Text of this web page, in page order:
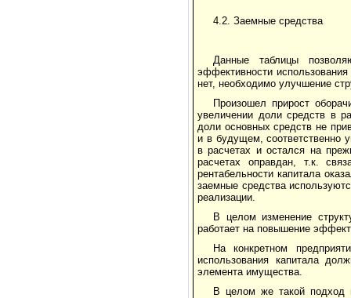
4.2. Заемные средства
Данные таблицы
эффективности
нет, необходимо улучшение
Произошел прирост
увеличении доли средств в
доли основных средств не
и в будущем, соответственно
в расчетах и остался на
расчетах оправдан, т.к.
рентабельности капитала
заемные средства
реализации.
В целом изменение
работает на повышение
На конкретном
использования капитала
элемента имущества.
В целом же такой подход